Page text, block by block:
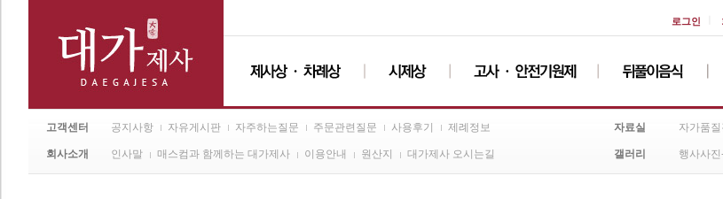
로그인
고객센터 공지사항 자유게시판 자주하는질문 주문관련질문 사용후기 제례정보 자료실 자가품
회사소개 인사말 매스컴과 함께하는 대가제사 이용안내 원산지 대가제사 오시는길 갤러리 행사사진